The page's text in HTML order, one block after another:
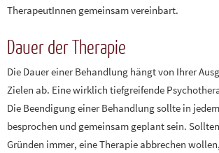
TherapeutInnen gemeinsam vereinbart.
Dauer der Therapie
Die Dauer einer Behandlung hängt von Ihrer
Zielen ab. Eine wirklich tiefgreifende
Die Beendigung einer Behandlung sollte in
besprochen und gemeinsam geplant sein.
Gründen immer, eine Therapie abbrechen